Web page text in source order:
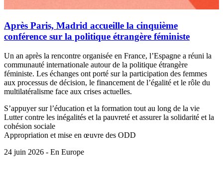
Après Paris, Madrid accueille la cinquième
conférence sur la politique étrangère féministe
Un an après la rencontre organisée en France, l’Espagne a réuni la
communauté internationale autour de la politique étrangère
féministe. Les échanges ont porté sur la participation des femmes
aux processus de décision, le financement de l’égalité et le rôle du
multilatéralisme face aux crises actuelles.
S’appuyer sur l’éducation et la formation tout au long de la vie
Lutter contre les inégalités et la pauvreté et assurer la solidarité et la
cohésion sociale
Appropriation et mise en œuvre des ODD
24 juin 2026 - En Europe